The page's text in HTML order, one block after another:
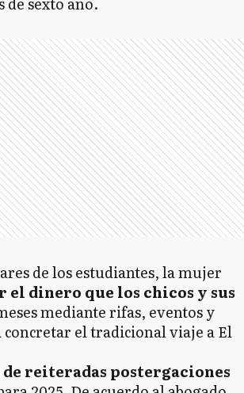
de los estudiantes, la mujer
dinero que los chicos y sus
mediante rifas, eventos y
el tradicional viaje a El
reiteradas postergaciones